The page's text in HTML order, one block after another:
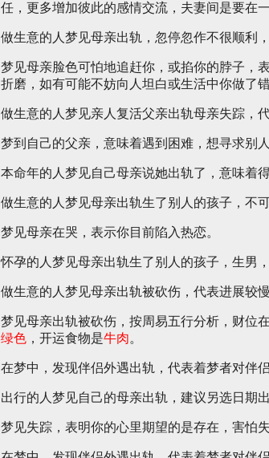
任，更多增加彼此的感情交流，夫妻间是要在
做生意的人梦见母亲出轨，忽停忽作不很顺利
梦见母亲脸色可怕地追赶你，或掐你的脖子，
折磨，如有可能不妨向人坦白或生活中你做了
做生意的人梦见亲人复活父亲出轨母亲失踪，
梦到自己的父亲，意味着遇到困难，想寻求别人
本命年的人梦见自己母亲说她出轨了，意味着
做生意的人梦见母亲出轨生了别人的孩子，不
梦见母亲在哭，表示你目前陷入热恋。
怀孕的人梦见母亲出轨生了别人的孩子，生男
做生意的人梦见母亲出轨被砍伤，代表进展较
梦见母亲出轨被砍伤，按周易五行分析，财位在
绿色 ，开运食物是牛肉。
在梦中，发现伴侣外遇出轨，代表着梦者对伴
出行的人梦见自己的母亲出轨，建议另选日期出
梦见失踪，表明你的心里期望的是存在，害怕